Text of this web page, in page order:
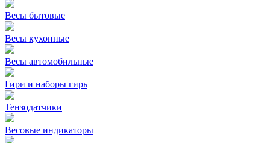
Весы бытовые
Весы кухонные
Весы автомобильные
Гири и наборы гирь
Тензодатчики
Весовые индикаторы